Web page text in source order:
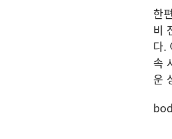
한
비
다.
속
운